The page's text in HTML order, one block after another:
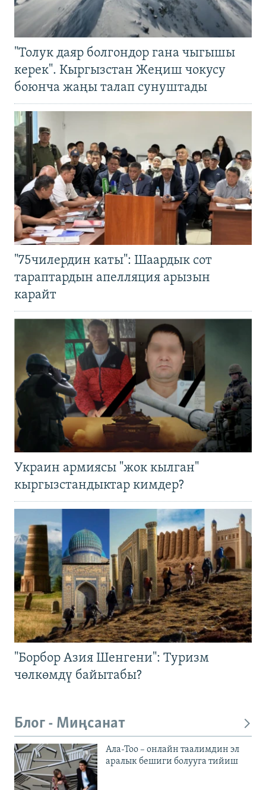
"Толук даяр болгондор гана чыгышы
керек". Кыргызстан Жеңиш чокусу
боюнча жаңы талап сунуштады
"75чилердин каты": Шаардык сот
тараптардын апелляция арызын
карайт
Украин армиясы "жок кылган"
кыргызстандыктар кимдер?
"Борбор Азия Шенгени": Туризм
чөлкөмдү байытабы?
Блог - Миңсанат
Ала-Тоо – онлайн таалимдин эл
аралык бешиги болууга тийиш